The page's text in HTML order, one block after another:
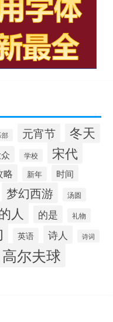
部 元宵节 冬天
学校 宋代
略 新年 时间
梦幻西游 汤圆
人 的是 礼物
英语 诗人 诗词
高尔夫球